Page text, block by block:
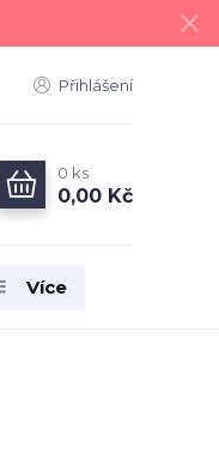
Přihlášení
0 ks
0,00 Kč
Více